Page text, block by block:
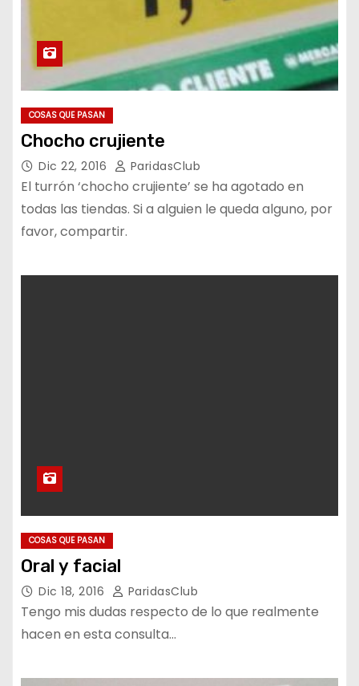
COSAS QUE PASAN
Chocho crujiente
Dic 22, 2016 ParidasClub
El turrón ‘chocho crujiente’ se ha agotado en
todas las tiendas. Si a alguien le queda alguno, por
favor, compartir.
COSAS QUE PASAN
Oral y facial
Dic 18, 2016 ParidasClub
Tengo mis dudas respecto de lo que realmente
hacen en esta consulta…